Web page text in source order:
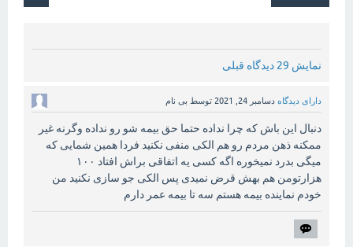
نمایش 29 دیدگاه قبلی
دارای دیدگاه دسامبر 24, 2021 توسط بی نام
دنبال این باش که چرا نداده حتما حق بیمه شو رو نداده وگرنه غیر
ممکنه ذهن مردم رو هم الکی منفی نکنید فردا همین شمایی که
میگی بدرد نمیخوره اگه کسی یه اتفاقی براش افتاد ۱۰۰
هزارتومن هم بهش قرض نمیدی پس الکی جو سازی نکنید من
خودم نماینده بیمه هستم سه تا بیمه عمر دارم